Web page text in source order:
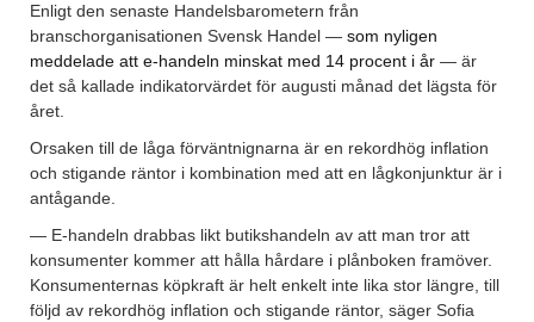
Enligt den senaste Handelsbarometern från
branschorganisationen Svensk Handel — som nyligen
meddelade att e-handeln minskat med 14 procent i år — är
det så kallade indikatorvärdet för augusti månad det lägsta för
året.
Orsaken till de låga förväntnignarna är en rekordhög inflation
och stigande räntor i kombination med att en lågkonjunktur är i
antågande.
— E-handeln drabbas likt butikshandeln av att man tror att
konsumenter kommer att hålla hårdare i plånboken framöver.
Konsumenternas köpkraft är helt enkelt inte lika stor längre, till
följd av rekordhög inflation och stigande räntor, säger Sofia